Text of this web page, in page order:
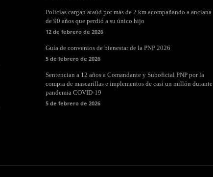
Policías cargan ataúd por más de 2 km acompañando a anciana
de 90 años que perdió a su único hijo
12 de febrero de 2026
Guía de convenios de bienestar de la PNP 2026
5 de febrero de 2026
Sentencian a 12 años a Comandante y Suboficial PNP por la
compra de mascarillas e implementos de casi un millón durante
pandemia COVID-19
5 de febrero de 2026